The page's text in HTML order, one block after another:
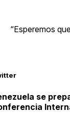
“Esperemos
se